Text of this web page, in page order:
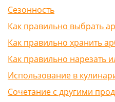
Сезонность
Как правильно выбрать
Как правильно хранить
Как правильно нарезать
Использование в
Сочетание с другими